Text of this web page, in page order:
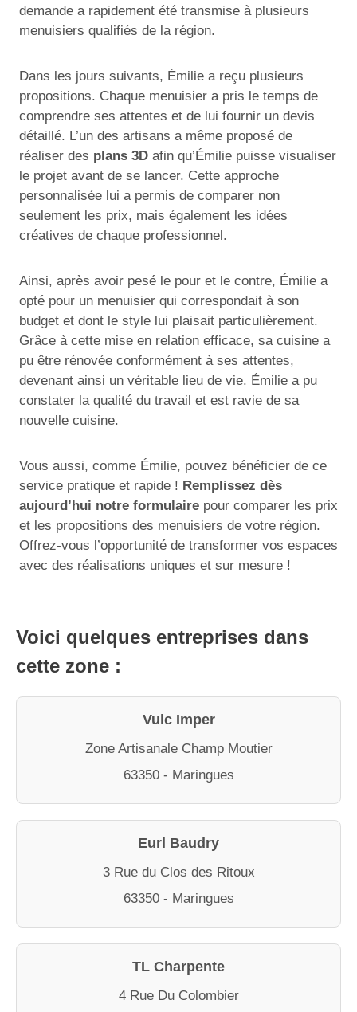
demande a rapidement été transmise à plusieurs
menuisiers qualifiés de la région.
Dans les jours suivants, Émilie a reçu plusieurs
propositions. Chaque menuisier a pris le temps de
comprendre ses attentes et de lui fournir un devis
détaillé. L’un des artisans a même proposé de
réaliser des plans 3D afin qu’Émilie puisse visualiser
le projet avant de se lancer. Cette approche
personnalisée lui a permis de comparer non
seulement les prix, mais également les idées
créatives de chaque professionnel.
Ainsi, après avoir pesé le pour et le contre, Émilie a
opté pour un menuisier qui correspondait à son
budget et dont le style lui plaisait particulièrement.
Grâce à cette mise en relation efficace, sa cuisine a
pu être rénovée conformément à ses attentes,
devenant ainsi un véritable lieu de vie. Émilie a pu
constater la qualité du travail et est ravie de sa
nouvelle cuisine.
Vous aussi, comme Émilie, pouvez bénéficier de ce
service pratique et rapide ! Remplissez dès
aujourd’hui notre formulaire pour comparer les prix
et les propositions des menuisiers de votre région.
Offrez-vous l’opportunité de transformer vos espaces
avec des réalisations uniques et sur mesure !
Voici quelques entreprises dans
cette zone :
Vulc Imper
Zone Artisanale Champ Moutier
63350 - Maringues
Eurl Baudry
3 Rue du Clos des Ritoux
63350 - Maringues
TL Charpente
4 Rue Du Colombier